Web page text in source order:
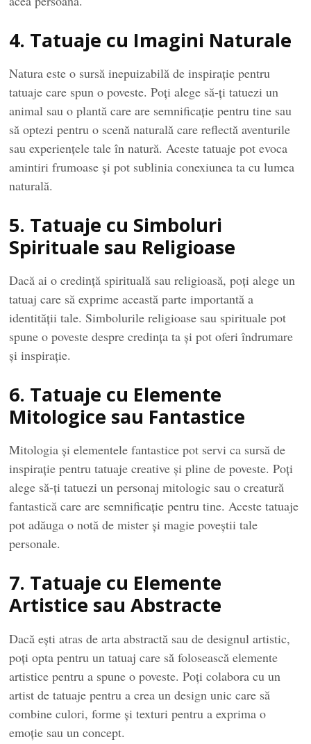
4. Tatuaje cu Imagini Naturale
Natura este o sursă inepuizabilă de inspirație pentru
tatuaje care spun o poveste. Poți alege să-ți tatuezi un
animal sau o plantă care are semnificație pentru tine sau
să optezi pentru o scenă naturală care reflectă aventurile
sau experiențele tale în natură. Aceste tatuaje pot evoca
amintiri frumoase și pot sublinia conexiunea ta cu lumea
naturală.
5. Tatuaje cu Simboluri
Spirituale sau Religioase
Dacă ai o credință spirituală sau religioasă, poți alege un
tatuaj care să exprime această parte importantă a
identității tale. Simbolurile religioase sau spirituale pot
spune o poveste despre credința ta și pot oferi îndrumare
și inspirație.
6. Tatuaje cu Elemente
Mitologice sau Fantastice
Mitologia și elementele fantastice pot servi ca sursă de
inspirație pentru tatuaje creative și pline de poveste. Poți
alege să-ți tatuezi un personaj mitologic sau o creatură
fantastică care are semnificație pentru tine. Aceste tatuaje
pot adăuga o notă de mister și magie poveștii tale
personale.
7. Tatuaje cu Elemente
Artistice sau Abstracte
Dacă ești atras de arta abstractă sau de designul artistic,
poți opta pentru un tatuaj care să folosească elemente
artistice pentru a spune o poveste. Poți colabora cu un
artist de tatuaje pentru a crea un design unic care să
combine culori, forme și texturi pentru a exprima o
emoție sau un concept.